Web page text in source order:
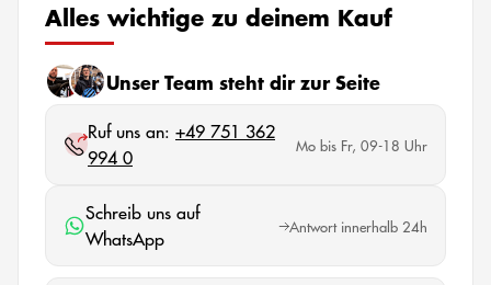
Alles wichtige zu deinem Kauf
Unser Team steht dir zur Seite
Ruf uns an: +49 751 362
994 0
Mo bis Fr, 09-18 Uhr
Schreib uns auf
WhatsApp
Antwort innerhalb 24h